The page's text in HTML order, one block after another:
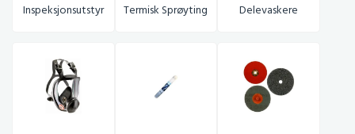
Inspeksjonsutstyr Termisk Sprøyting Delevaskere